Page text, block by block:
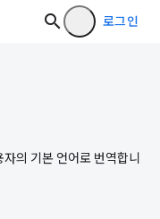
로그인
의 기본 언어로 번역합니